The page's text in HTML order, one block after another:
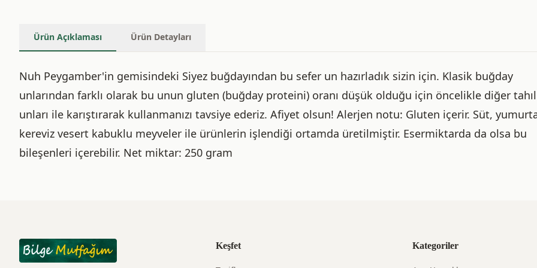
Ürün Açıklaması Ürün Detayları
Nuh Peygamber'in gemisindeki Siyez buğdayından bu sefer un hazırladık sizin için. Klasik buğday
unlarından farklı olarak bu unun gluten (buğday proteini) oranı düşük olduğu için öncelikle diğer tahıl
unları ile karıştırarak kullanmanızı tavsiye ederiz. Afiyet olsun! Alerjen notu: Gluten içerir. Süt,
kereviz vesert kabuklu meyveler ile ürünlerin işlendiği ortamda üretilmiştir. Esermiktarda da olsa bu
bileşenleri içerebilir. Net miktar: 250 gram
Keşfet Kategoriler